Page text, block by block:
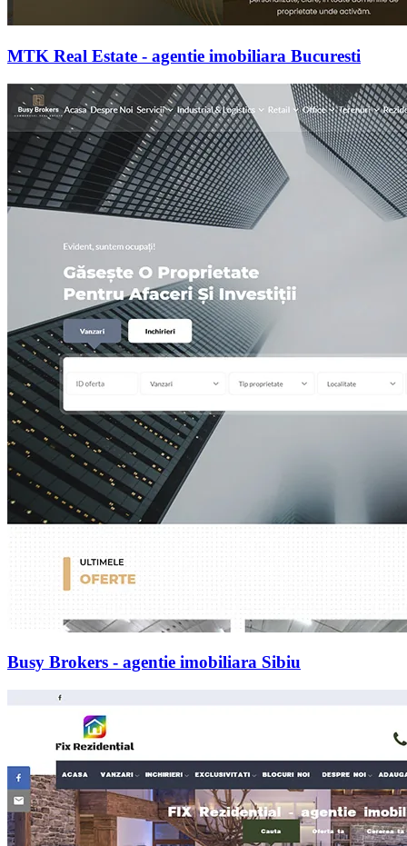
MTK Real Estate - agentie imobiliara Bucuresti
Busy Brokers - agentie imobiliara Sibiu